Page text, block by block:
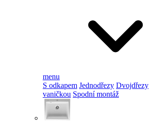
menu
S odkapem Jednodřezy Dvojdřezy
vaničkou Spodní montáž